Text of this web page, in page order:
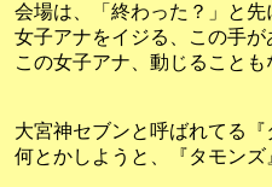
会場は、「終わった？」と先
女子アナをイジる、この手が
この女子アナ、動じることも
大宮神セブンと呼ばれてる『
何とかしようと、『タモンズ